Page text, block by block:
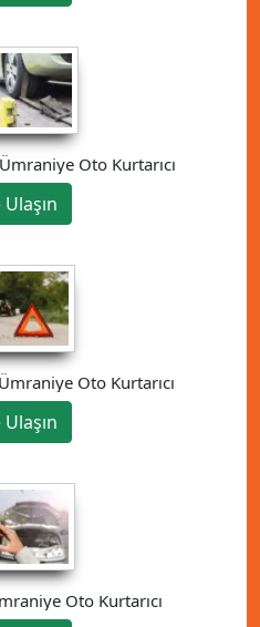
Oto Kurtarıcı
Ulaşın
Oto Kurtarıcı
Ulaşın
Oto Kurtarıcı